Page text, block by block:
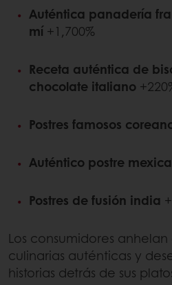
Auténtica panadería
mí+1,700%
Receta auténtica de
chocolate italiano
Postres famosos
Auténtico postre
Postres de fusión india
Los consumidores
culinarias auténticas y
historias detrás de sus